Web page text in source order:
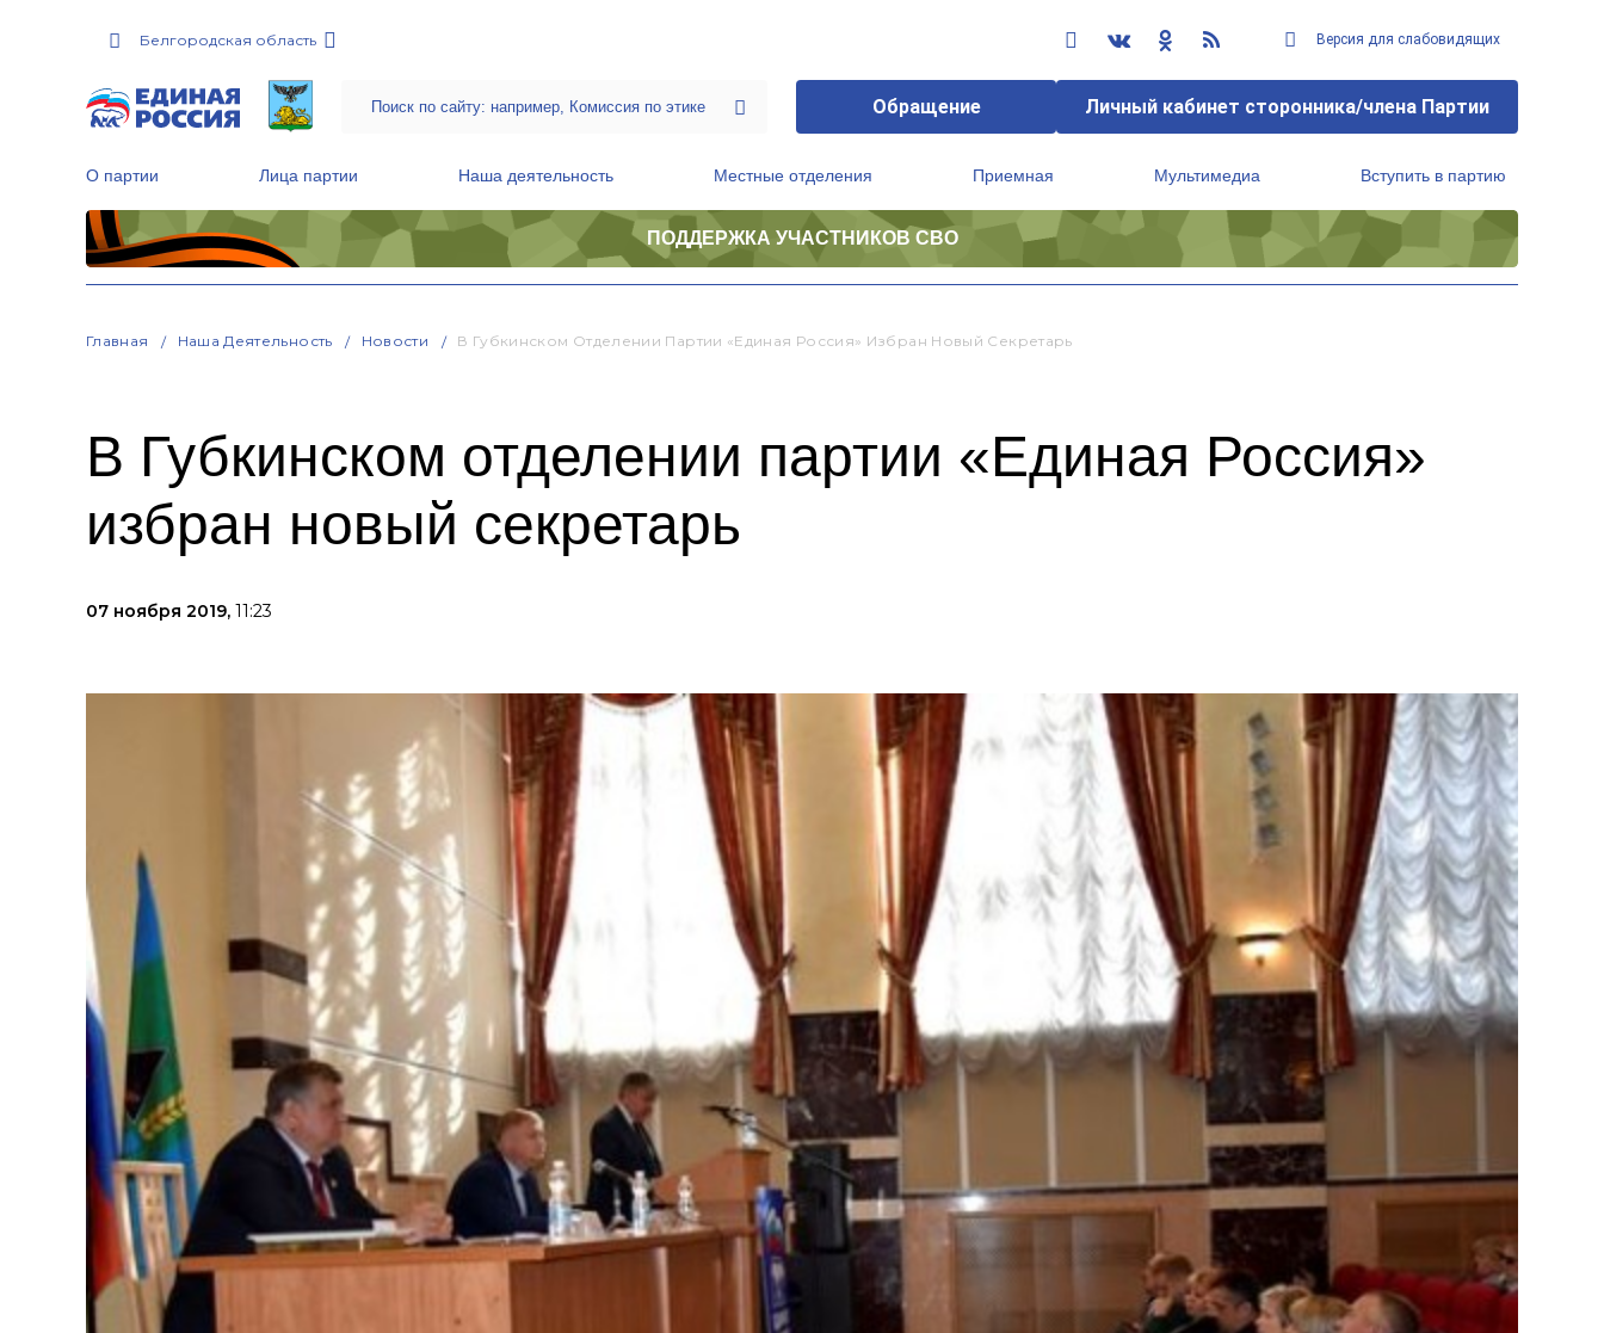
Белгородская область Версия для слабовидящих
Обращение Личный кабинет сторонника/члена Партии
О партии Лица партии Наша деятельность Местные отделения Приемная Мультимедиа Вступить в партию
ПОДДЕРЖКА УЧАСТНИКОВ СВО
Главная Наша Деятельность Новости В Губкинском Отделении Партии «Единая Россия» Избран Новый Секретарь
В Губкинском отделении партии «Единая Россия»
избран новый секретарь
07 ноября 2019, 11:23